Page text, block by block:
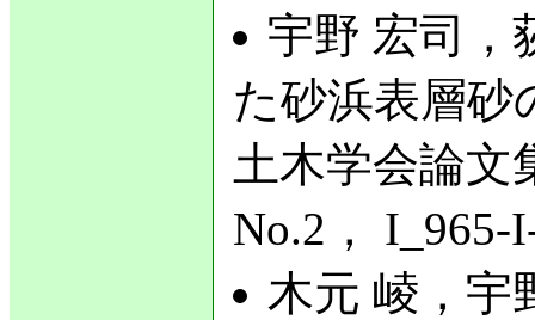
宇野 宏司，
た砂浜表層砂
土木学会論文
No.2， I_965-
木元 崚，宇